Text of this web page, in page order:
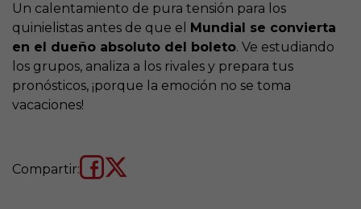
Un calentamiento de pura tensión para los
quinielistas antes de que el
Mundial se convierta
en el dueño absoluto del boleto. Ve estudiando
los grupos, analiza a los rivales y prepara tus
pronósticos, ¡porque la emoción no se toma
vacaciones!
Compartir: